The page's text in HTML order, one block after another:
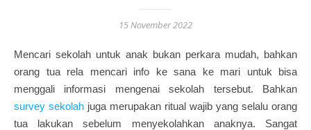
15 November 2022
Mencari sekolah untuk anak bukan perkara mudah, bahkan
orang tua rela mencari info ke sana ke mari untuk bisa
menggali informasi mengenai sekolah tersebut. Bahkan
survey sekolah juga merupakan ritual wajib yang selalu orang
tua lakukan sebelum menyekolahkan anaknya. Sangat